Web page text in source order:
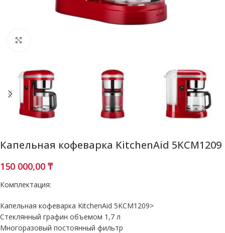
Капельная кофеварка KitchenAid 5KCM1209
150 000,00 ₸
Комплектация:
Капельная кофеварка KitchenAid 5KCM1209>
Стеклянный графин объемом 1,7 л
Многоразовый постоянный фильтр